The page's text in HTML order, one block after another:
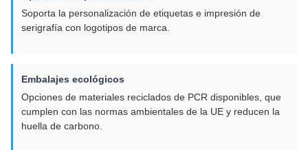
Soporta la personalización de etiquetas e impresión de
serigrafía con logotipos de marca.
Embalajes ecológicos
Opciones de materiales reciclados de PCR disponibles, que
cumplen con las normas ambientales de la UE y reducen la
huella de carbono.